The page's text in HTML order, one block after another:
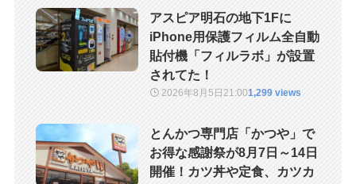
アスピア明石の地下1Fに
iPhone用保護フィルム全自動
貼付機「フィルラボ」が設置
されてた！
2026年8月5日21:001,299 views
とんかつ専門店「かつや」で
お得な感謝祭が8月7日～14日
開催！カツ丼や定食、カツカ